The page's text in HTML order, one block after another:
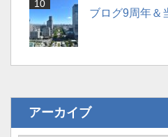
ブログ9周年＆
アーカイブ